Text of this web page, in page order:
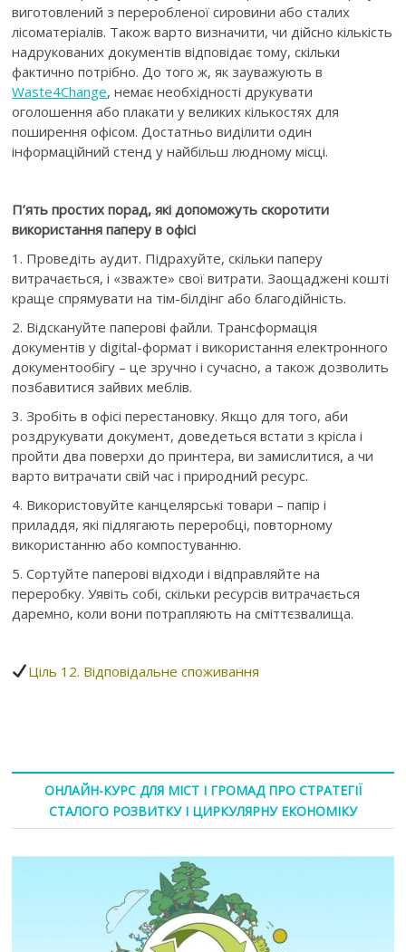
виготовлений з переробленої сировини або сталих
лісоматеріалів. Також варто визначити, чи дійсно кількість
надрукованих документів відповідає тому, скільки
фактично потрібно. До того ж, як зауважують в
Waste4Change, немає необхідності друкувати
оголошення або плакати у великих кількостях для
поширення офісом. Достатньо виділити один
інформаційний стенд у найбільш людному місці.
П’ять простих порад, які допоможуть скоротити
використання паперу в офісі
1. Проведіть аудит. Підрахуйте, скільки паперу
витрачається, і «зважте» свої витрати. Заощаджені кошті
краще спрямувати на тім-білдінг або благодійність.
2. Відскануйте паперові файли. Трансформація
документів у digital-формат і використання електронного
документообігу – це зручно і сучасно, а також дозволить
позбавитися зайвих меблів.
3. Зробіть в офісі перестановку. Якщо для того, аби
роздрукувати документ, доведеться встати з крісла і
пройти два поверхи до принтера, ви замислитися, а чи
варто витрачати свій час і природний ресурс.
4. Використовуйте канцелярські товари – папір і
приладдя, які підлягають переробці, повторному
використанню або компостуванню.
5. Сортуйте паперові відходи і відправляйте на
переробку. Уявіть собі, скільки ресурсів витрачається
даремно, коли вони потрапляють на сміттєзвалища.
Ціль 12. Відповідальне споживання
ОНЛАЙН-КУРС ДЛЯ МІСТ І ГРОМАД ПРО СТРАТЕГІЇ
СТАЛОГО РОЗВИТКУ І ЦИРКУЛЯРНУ ЕКОНОМІКУ